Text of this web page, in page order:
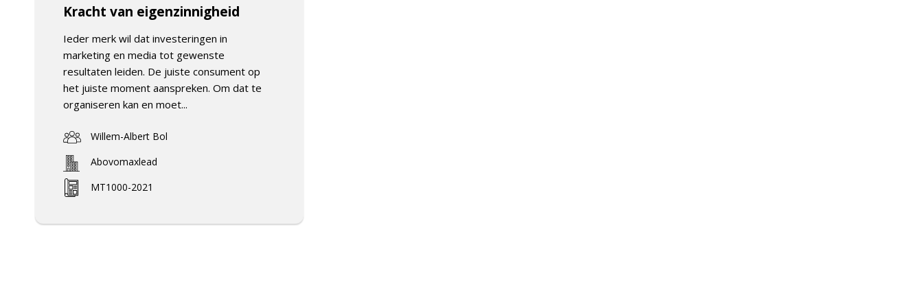
Kracht van eigenzinnigheid
Ieder merk wil dat investeringen in
marketing en media tot gewenste
resultaten leiden. De juiste consument op
het juiste moment aanspreken. Om dat te
organiseren kan en moet...
Willem-Albert Bol
Abovomaxlead
MT1000-2021